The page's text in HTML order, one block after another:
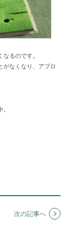
るのです。
がなくなり、アプロ
次の記事へ